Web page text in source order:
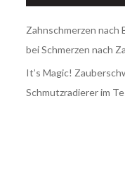
Zahnschmerzen nach
bei Schmerzen nach
It’s Magic!
Schmutzradierer im